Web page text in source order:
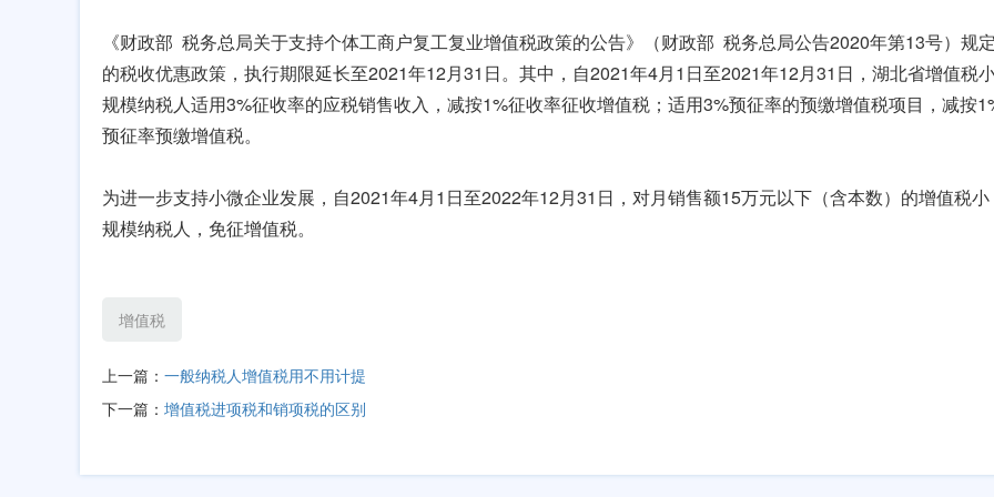
《财政部 税务总局关于支持个体工商户复工复业增值税政策的公告》（财政部 税务总局公告2020年第13号）规定
的税收优惠政策，执行期限延长至2021年12月31日。其中，自2021年4月1日至2021年12月31日，湖北省增值税
规模纳税人适用3%征收率的应税销售收入，减按1%征收率征收增值税；适用3%预征率的预缴增值税项目，减按
预征率预缴增值税。
为进一步支持小微企业发展，自2021年4月1日至2022年12月31日，对月销售额15万元以下（含本数）的增值税小
规模纳税人，免征增值税。
增值税
上一篇： 一般纳税人增值税用不用计提
下一篇： 增值税进项税和销项税的区别